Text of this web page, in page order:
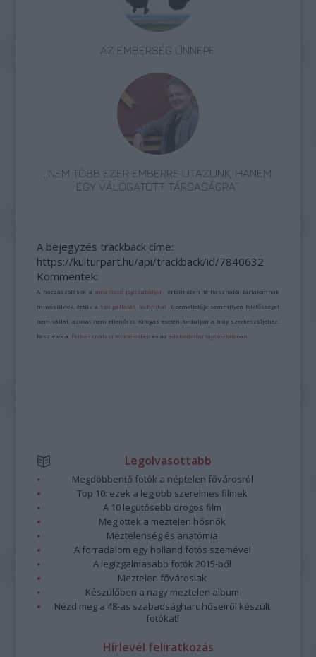
AZ EMBERSÉG ÜNNEPE
„NEM TÖBB EZER EMBERRE UTAZUNK, HANEM
EGY VÁLOGATOTT TÁRSASÁGRA”
A bejegyzés trackback címe:
https://kulturpart.hu/api/trackback/id/7840632
Kommentek:
A hozzászólások avonatkozó jogszabályok értelmében felhasználói tartalomnak
minősülnek, értük a szolgáltatás technikai üzemeltetője semmilyen felelősséget
nem vállal, azokat nem ellenőrzi. Kifogás esetén forduljon a blog szerkesztőjéhez.
Részletek a Felhasználási feltételekben és azadatvédelmi tájékoztatóban
Legolvasottabb
Megdöbbentő fotók a néptelen fővárosról
Top 10: ezek a legjobb szerelmes filmek
A 10 legütősebb drogos film
Megjöttek a meztelen hősnők
Meztelenség és anatómia
A forradalom egy holland fotós szemével
A legizgalmasabb fotók 2015-ből
Meztelen fővárosiak
Készülőben a nagy meztelen album
Nézd meg a 48-as szabadságharc hőseiről készült
fotókat!
Hírlevél feliratkozás